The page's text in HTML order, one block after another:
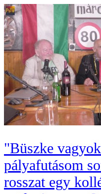
"Büszke
pályafutásom
rosszat egy